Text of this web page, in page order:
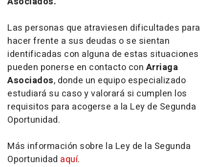
Las personas que atraviesen dificultades para
hacer frente a sus deudas o se sientan
identificadas con alguna de estas situaciones
pueden ponerse en contacto con Arriaga
Asociados, donde un equipo especializado
estudiará su caso y valorará si cumplen los
requisitos para acogerse a la Ley de Segunda
Oportunidad.
Más información sobre la Ley de la Segunda
Oportunidad aquí.